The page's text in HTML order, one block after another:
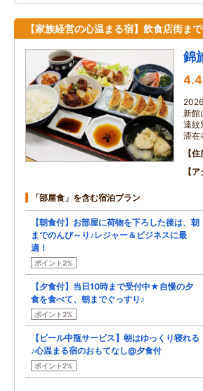
【家族経営の心温まる宿】飲食店街ま
錦
4.4
新館
達紋
滞在
住
ア
「部屋食」を含む宿泊プラン
【朝食付】お部屋に荷物を下ろした後は、朝
までのんび～り♪レジャー＆ビジネスに最
適！
ポイント2%
【夕食付】当日10時まで受付中★自慢の夕
食を食べて、朝までぐっすり♪
ポイント2%
【ビール中瓶サービス】朝はゆっくり寝れる
♪心温まる宿のおもてなし@夕食付
ポイント2%